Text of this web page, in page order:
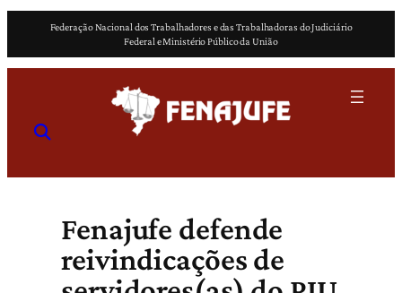
o
Federação Nacional dos Trabalhadores e das Trabalhadoras do Judiciário
Federal e Ministério Público da União
Fenajufe defende
reivindicações de